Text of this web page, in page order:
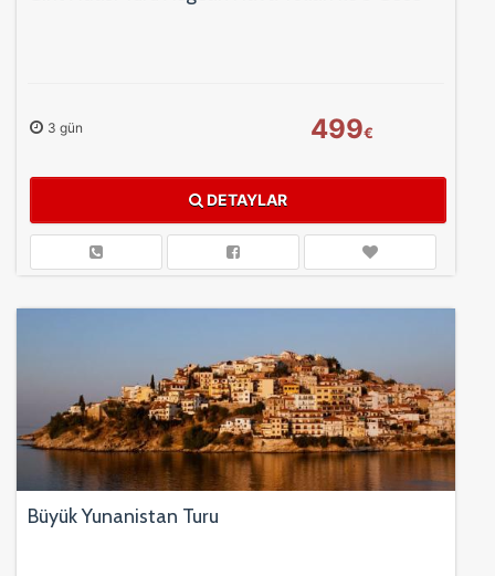
3 gün 499€
DETAYLAR
Büyük Yunanistan Turu